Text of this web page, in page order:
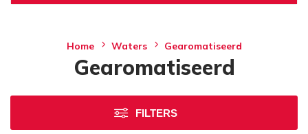
Home Waters Gearomatiseerd
Gearomatiseerd
FILTERS